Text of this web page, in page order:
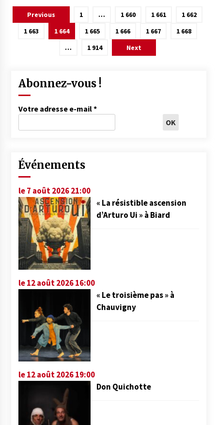
Pagination
des
publications
Previous 1 … 1 660 1 661
1 662
1 663
1 664 1 665 1 666 1 667
1 668
…
1 914 Next
Abonnez-vous !
Votre adresse e-mail*
Événements
le 7 août 2026 21:00
« La résistible ascension
d’Arturo Ui » à Biard
le 12 août 2026 16:00
« Le troisième pas » à
Chauvigny
le 12 août 2026 19:00
Don Quichotte